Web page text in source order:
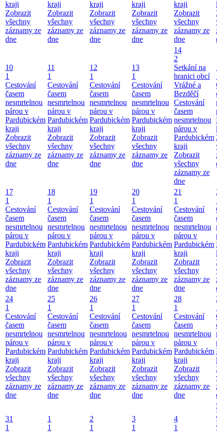
kraji
Zobrazit
všechny
záznamy ze
dne
kraji
Zobrazit
všechny
záznamy ze
dne
kraji
Zobrazit
všechny
záznamy ze
dne
kraji
Zobrazit
všechny
záznamy ze
dne
kraji
Zobrazit
všechny
záznamy ze
dne
10
1
Cestování
časem
nesmrtelnou
párou v
Pardubickém
kraji
Zobrazit
všechny
záznamy ze
dne
11
1
Cestování
časem
nesmrtelnou
párou v
Pardubickém
kraji
Zobrazit
všechny
záznamy ze
dne
12
1
Cestování
časem
nesmrtelnou
párou v
Pardubickém
kraji
Zobrazit
všechny
záznamy ze
dne
13
1
Cestování
časem
nesmrtelnou
párou v
Pardubickém
kraji
Zobrazit
všechny
záznamy ze
dne
14
2
Setkání na
hranici obcí
Vrážné a
Bezděčí
Cestování
časem
nesmrtelnou
párou v
Pardubickém
kraji
Zobrazit
všechny
záznamy ze
dne
17
1
Cestování
časem
nesmrtelnou
párou v
Pardubickém
kraji
Zobrazit
všechny
záznamy ze
dne
18
1
Cestování
časem
nesmrtelnou
párou v
Pardubickém
kraji
Zobrazit
všechny
záznamy ze
dne
19
1
Cestování
časem
nesmrtelnou
párou v
Pardubickém
kraji
Zobrazit
všechny
záznamy ze
dne
20
1
Cestování
časem
nesmrtelnou
párou v
Pardubickém
kraji
Zobrazit
všechny
záznamy ze
dne
21
1
Cestování
časem
nesmrtelnou
párou v
Pardubickém
kraji
Zobrazit
všechny
záznamy ze
dne
24
1
Cestování
časem
nesmrtelnou
párou v
Pardubickém
kraji
Zobrazit
všechny
záznamy ze
dne
25
1
Cestování
časem
nesmrtelnou
párou v
Pardubickém
kraji
Zobrazit
všechny
záznamy ze
dne
26
1
Cestování
časem
nesmrtelnou
párou v
Pardubickém
kraji
Zobrazit
všechny
záznamy ze
dne
27
1
Cestování
časem
nesmrtelnou
párou v
Pardubickém
kraji
Zobrazit
všechny
záznamy ze
dne
28
1
Cestování
časem
nesmrtelnou
párou v
Pardubickém
kraji
Zobrazit
všechny
záznamy ze
dne
31
1
1
1
2
1
3
1
4
1